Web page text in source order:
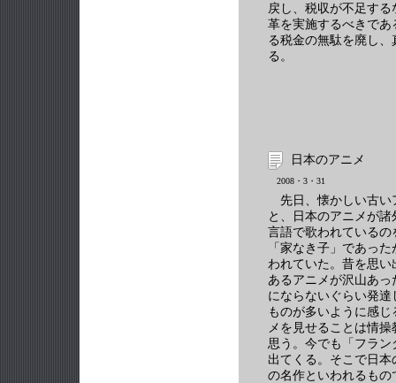
戻し、税収が不足す
革を実施するべきで
る税金の無駄を廃し
る。
日本のアニメ
2008・3・31
先日、懐かしい古い
と、日本のアニメが
言語で歌われている
「家なき子」であっ
われていた。昔を思
あるアニメが沢山あ
にならないぐらい発
ものが多いように感
メを見せることは情
思う。今でも「フラ
出てくる。そこで日
の名作といわれるも